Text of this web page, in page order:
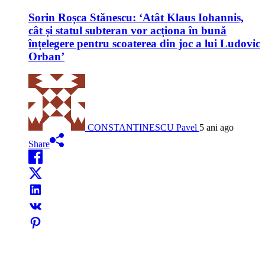
Sorin Roșca Stănescu: ‘Atât Klaus Iohannis,
cât și statul subteran vor acționa în bună
înțelegere pentru scoaterea din joc a lui Ludovic
Orban’
CONSTANTINESCU Pavel 5 ani ago
Share